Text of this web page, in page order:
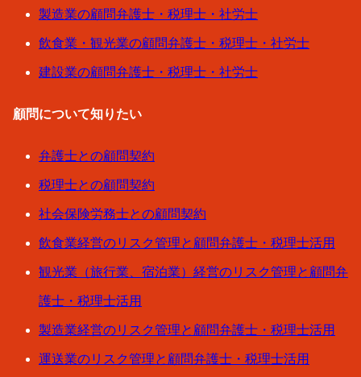
製造業の顧問弁護士・税理士・社労士
飲食業・観光業の顧問弁護士・税理士・社労士
建設業の顧問弁護士・税理士・社労士
顧問について知りたい
弁護士との顧問契約
税理士との顧問契約
社会保険労務士との顧問契約
飲食業経営のリスク管理と顧問弁護士・税理士活用
観光業（旅行業、宿泊業）経営のリスク管理と顧問弁
護士・税理士活用
製造業経営のリスク管理と顧問弁護士・税理士活用
運送業のリスク管理と顧問弁護士・税理士活用